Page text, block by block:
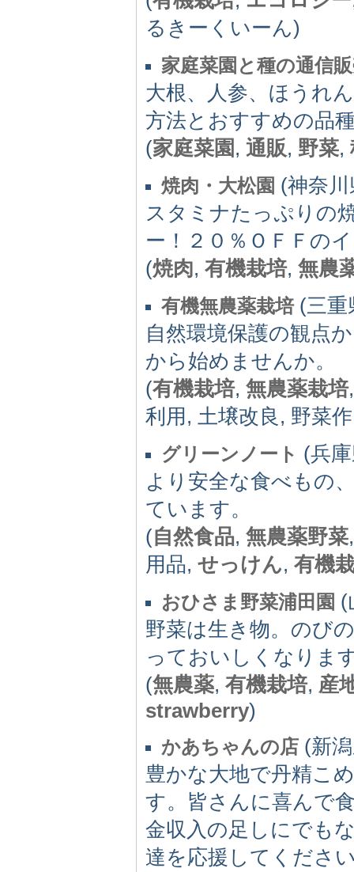
るきーくいーん)
家庭菜園と種の通信
大根、人参、ほうれ
方法とおすすめの品
(家庭菜園 , 通販, 野菜,
焼肉・大松園 (神奈
スタミナたっぷりの
ー！２０％ＯＦＦの
(焼肉, 有機栽培, 無農
有機無農薬栽培(三重
自然環境保護の観点
から始めませんか。
(有機栽培, 無農薬栽培
利用, 土壌改良, 野菜
グリーンノート (兵
より安全な食べもの
ています。
(自然食品, 無農薬野菜
用品, せっけん, 有機
おひさま野菜浦田園 (
野菜は生き物。のび
っておいしくなりま
(無農薬, 有機栽培, 産
strawberry)
かあちゃんの店 (新
豊かな大地で丹精こ
す。皆さんに喜んで
金収入の足しにでも
達を応援してくださ